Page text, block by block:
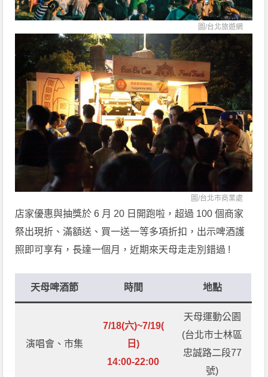
圖/台北旅遊網
圖/台北市商業處
店家優惠與抽獎於 6 月 20 日開跑啦，超過 100 個商家
祭出現折、滿額送、買一送一等多項折扣，出示啤酒護
照即可享有，長達一個月，近期來天母走走別錯過 !
天母啤酒節 時間 地點
演唱會、市集
7/18(六)~7/19(
日)
14:00-22:00
天母運動公園
(台北市士林區
忠誠路二段77
號)